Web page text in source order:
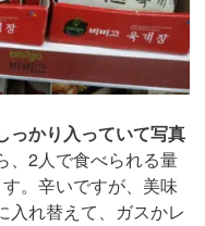
っかり入っていて写真
、2人で食べられる量
。辛いですが、美味
入れ替えて、ガスかレ